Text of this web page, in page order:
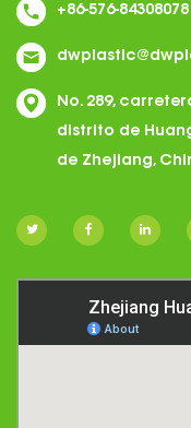
+86-576-84308078
No. 289,
distrito de
de Zhejiang,